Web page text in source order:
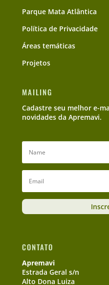
Parque Mata Atlântica
Política de Privacidade
Áreas temáticas
Projetos
MAILING
Cadastre seu melhor e-
novidades da Apremavi.
CONTATO
Apremavi
Estrada Geral s/n
Alto Dona Luiza